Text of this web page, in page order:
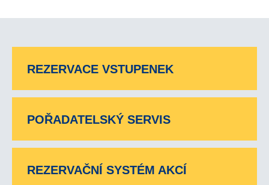
REZERVACE VSTUPENEK
POŘADATELSKÝ SERVIS
REZERVAČNÍ SYSTÉM AKCÍ